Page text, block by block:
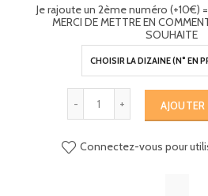
Je rajoute un 2ème numéro (+10€)
MERCI DE METTRE EN
SOUHAITE
AJOUTER
Connectez-vous pour